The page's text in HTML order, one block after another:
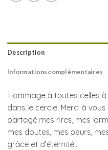
Description
Informations complémentaires
Hommage à toutes celles à
dans le cercle. Merci à
partagé mes rires, mes
mes doutes, mes peurs,
grâce et d’éternité…